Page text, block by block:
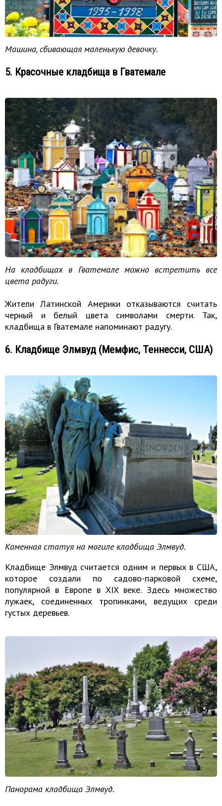
Машина, сбивающая маленькую девочку.
5. Красочные кладбища в Гватемале
На кладбищах в Гватемале можно встретить все
цвета радуги.
Жители Латинской Америки отказываются считать
черный и белый цвета символами смерти. Так,
кладбища в Гватемале напоминают радугу.
6. Кладбище Элмвуд (Мемфис, Теннесси, США)
Каменная статуя на могиле кладбища Элмвуд.
Кладбище Элмвуд считается одним и первых в США,
которое создали по садово-парковой схеме,
популярной в Европе в XIX веке. Здесь множество
лужаек, соединенных тропинками, ведущих среди
густых деревьев.
Панорама кладбища Элмвуд.